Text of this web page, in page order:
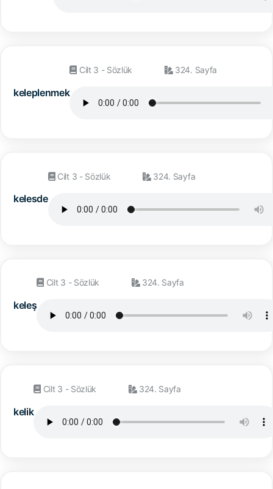
keleplenmek
Cilt 3 - Sözlük 324. Sayfa
kelesde
Cilt 3 - Sözlük 324. Sayfa
keleş
Cilt 3 - Sözlük 324. Sayfa
kelik
Cilt 3 - Sözlük 324. Sayfa